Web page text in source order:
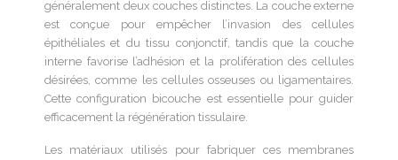
généralement deux couches distinctes. La couche externe
est conçue pour empêcher l’invasion des cellules
épithéliales et du tissu conjonctif, tandis que la couche
interne favorise l’adhésion et la prolifération des cellules
désirées, comme les cellules osseuses ou ligamentaires.
Cette configuration bicouche est essentielle pour guider
efficacement la régénération tissulaire.
Les matériaux utilisés pour fabriquer ces membranes